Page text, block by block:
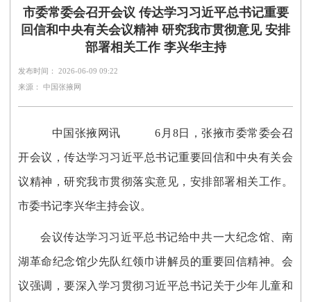
市委常委会召开会议 传达学习习近平总书记重要
回信和中央有关会议精神 研究我市贯彻意见 安排
部署相关工作 李兴华主持
发布时间： 2026-06-09 09:22
来源： 中国张掖网
中国张掖网讯 6月8日，张掖市委常委会召
开会议，传达学习习近平总书记重要回信和中央有关会
议精神，研究我市贯彻落实意见，安排部署相关工作。
市委书记李兴华主持会议。
会议传达学习习近平总书记给中共一大纪念馆、南
湖革命纪念馆少先队红领巾讲解员的重要回信精神。会
议强调，要深入学习贯彻习近平总书记关于少年儿童和